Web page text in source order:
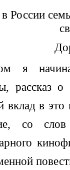
России
я
рассказ
вклад в
со